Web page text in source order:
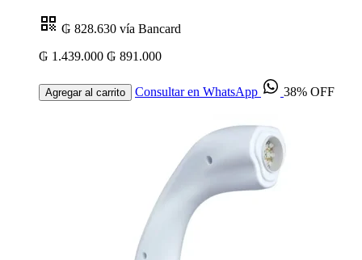
₲ 828.630 vía Bancard
₲ 1.439.000 ₲ 891.000
Agregar al carrito Consultar en WhatsApp 38% OFF